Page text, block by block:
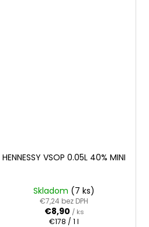
HENNESSY VSOP 0.05L 40% MINI
Skladom (7 ks)
€7,24 bez DPH
€8,90 / ks
Jednotková
€178 / 1 l